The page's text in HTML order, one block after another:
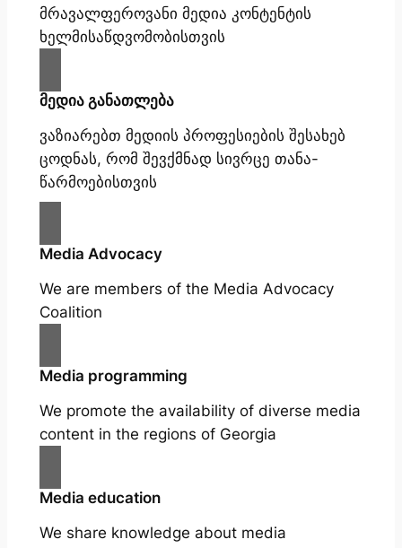
მრავალფეროვანი მედია კონტენტის
ხელმისაწდვომობისთვის
მედია განათლება
ვაზიარებთ მედიის პროფესიების შესახებ
ცოდნას, რომ შევქმნად სივრცე თანა-
წარმოებისთვის
Media Advocacy
We are members of the Media Advocacy
Coalition
Media programming
We promote the availability of diverse media
content in the regions of Georgia
Media education
We share knowledge about media